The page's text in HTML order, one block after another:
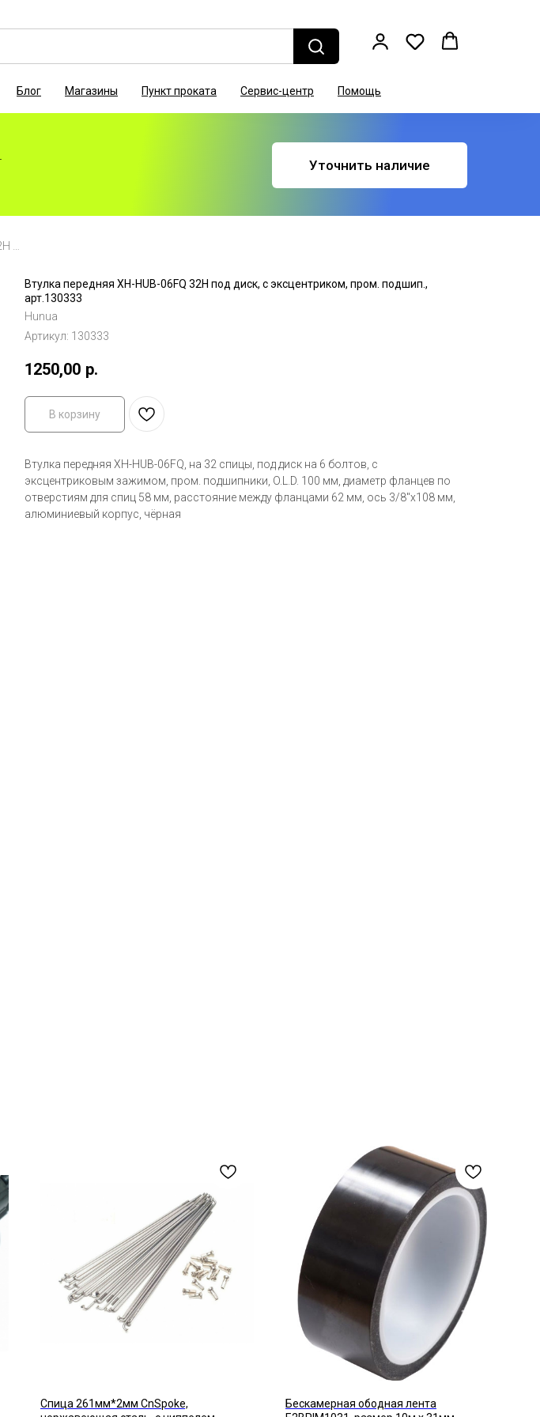
Блог Магазины Пункт проката Сервис-центр Помощь
Уточнить наличие
Втулка передняя XH-HUB-06FQ 32Н под диск, с эксцентриком, пром. подшип., арт.130333
Втулка передняя XH-HUB-06FQ 32Н под диск, с эксцентриком, пром. подшип.,
арт.130333
Hunua
Артикул: 130333
1250,00 р.
В корзину
Втулка передняя XH-HUB-06FQ, на 32 спицы, под диск на 6 болтов, с
эксцентриковым зажимом, пром. подшипники, O.L.D. 100 мм, диаметр фланцев по
отверстиям для спиц 58 мм, расстояние между фланцами 62 мм, ось 3/8"х108 мм,
алюминиевый корпус, чёрная
Спица 261мм*2мм CnSpoke,
Бескамерная ободная лента